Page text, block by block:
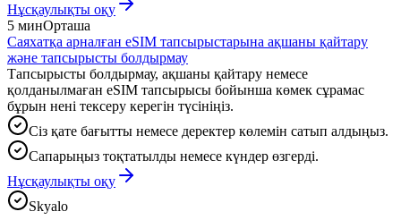
Нұсқаулықты оқу
5 минОрташа
Саяхатқа арналған eSIM тапсырыстарына ақшаны қайтару
және тапсырысты болдырмау
Тапсырысты болдырмау, ақшаны қайтару немесе
қолданылмаған eSIM тапсырысы бойынша көмек сұрамас
бұрын нені тексеру керегін түсініңіз.
Сіз қате бағытты немесе деректер көлемін сатып алдыңыз.
Сапарыңыз тоқтатылды немесе күндер өзгерді.
Нұсқаулықты оқу
Skyalo